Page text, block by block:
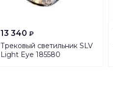
13 340 ₽
Трековый светильник SLV
Light Eye 185580